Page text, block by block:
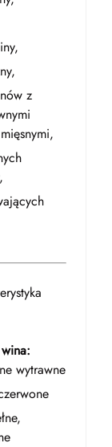
z
wytrawne